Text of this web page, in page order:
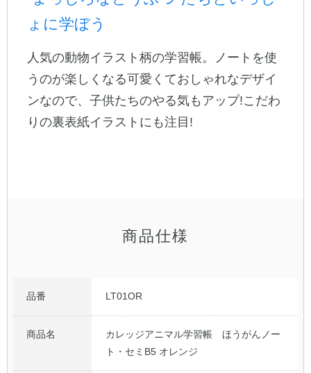
公式アカウント
日本ノート
ょに学ぼう
人気の動物イラスト柄の学習帳。ノートを使
うのが楽しくなる可愛くておしゃれなデザイ
ンなので、子供たちのやる気もアップ!こだわ
りの裏表紙イラストにも注目!
商品仕様
品番 LT01OR
商品名
カレッジアニマル学習帳 ほうがんノー
ト・セミB5 オレンジ